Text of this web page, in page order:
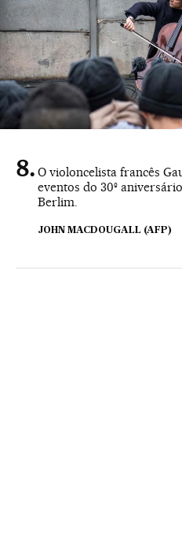
O violoncelista francês
eventos do 30º
Berlim.
JOHN MACDOUGALL (AFP)